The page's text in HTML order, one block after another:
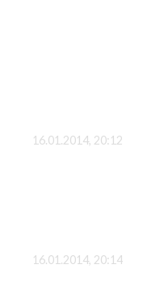
16.01.2014, 20:12
16.01.2014, 20:14